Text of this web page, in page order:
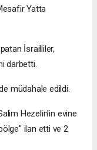
Yatta
İsrailliler,
darbetti.
müdahale edildi.
Hezelin'in evine
ilan etti ve 2